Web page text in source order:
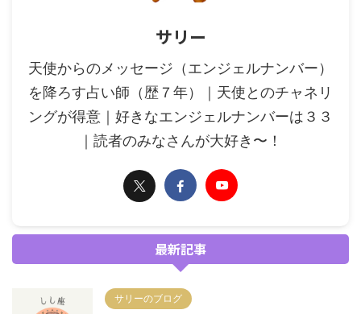
サリー
天使からのメッセージ（エンジェルナンバー）
を降ろす占い師（歴７年）｜天使とのチャネリ
ングが得意｜好きなエンジェルナンバーは３３
｜読者のみなさんが大好き〜！
最新記事
サリーのブログ